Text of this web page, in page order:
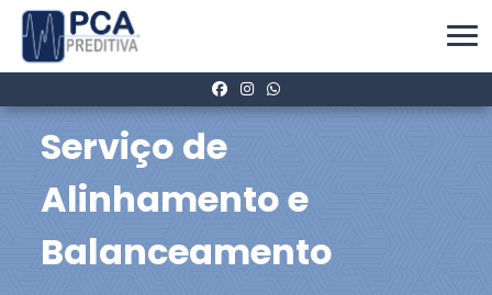
Serviço de
Alinhamento e
Balanceamento